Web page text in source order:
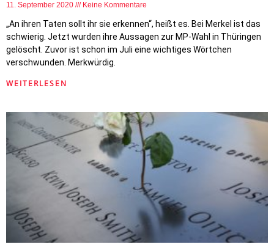
11. September 2020 Keine Kommentare
„An ihren Taten sollt ihr sie erkennen“, heißt es. Bei Merkel ist das
schwierig. Jetzt wurden ihre Aussagen zur MP-Wahl in Thüringen
gelöscht. Zuvor ist schon im Juli eine wichtiges Wörtchen
verschwunden. Merkwürdig.
WEITERLESEN